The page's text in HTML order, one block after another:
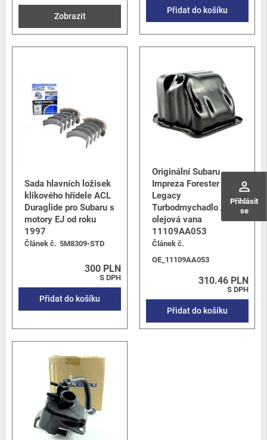
perm_identity
Přihlásit
se
Zobrazit
Přidat do košíku
Sada hlavních ložisek
klikového hřídele ACL
Duraglide pro Subaru s
motory EJ od roku
1997
Článek č. 5M8309-STD
300 PLN
S DPH
Přidat do košíku
Originální Subaru
Impreza Forester &
Legacy
Turbodmychadlo /
olejová vana
11109AA053
Článek č.
OE_11109AA053
310.46 PLN
S DPH
Přidat do košíku